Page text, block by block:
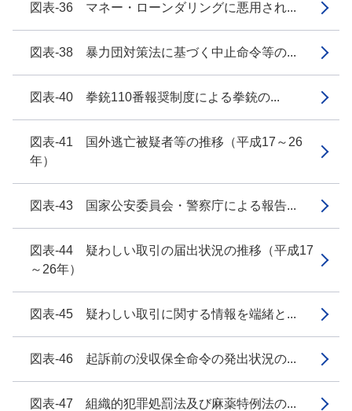
図表-36 マネー・ローンダリングに悪用され...
図表-38 暴力団対策法に基づく中止命令等の...
図表-40 拳銃110番報奨制度による拳銃の...
図表-41 国外逃亡被疑者等の推移（平成17～26
年）
図表-43 国家公安委員会・警察庁による報告...
図表-44 疑わしい取引の届出状況の推移（平成17
～26年）
図表-45 疑わしい取引に関する情報を端緒と...
図表-46 起訴前の没収保全命令の発出状況の...
図表-47 組織的犯罪処罰法及び麻薬特例法の...